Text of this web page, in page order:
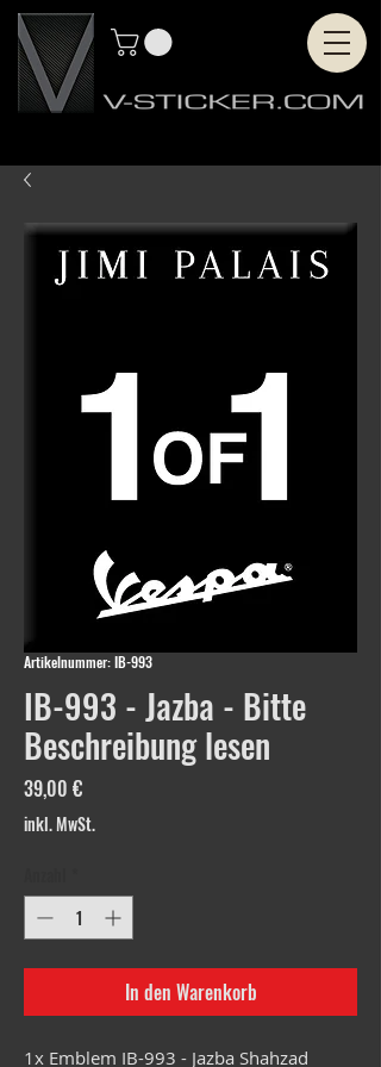
Artikelnummer: IB-993
IB-993 - Jazba - Bitte
Beschreibung lesen
39,00 €Preis
inkl. MwSt.
In den Warenkorb
1x Emblem IB-993 - Jazba Shahzad